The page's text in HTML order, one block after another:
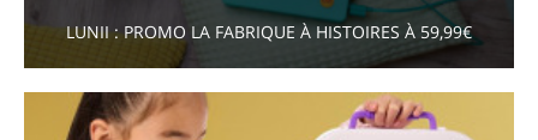
LUNII : PROMO LA FABRIQUE À HISTOIRES À 59,99€